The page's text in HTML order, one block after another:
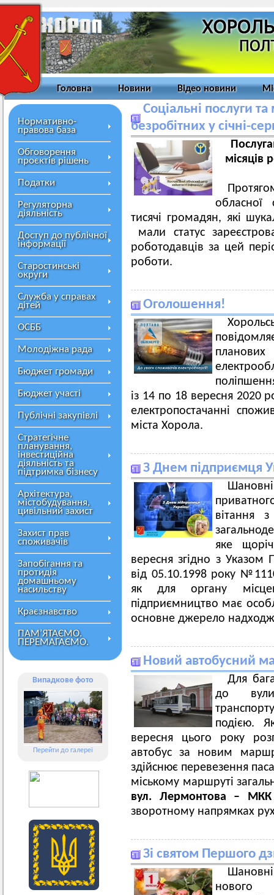
Головна Новини Відео новини
Нормативно-
правова база
Обговорення
проєктів рішень
Податки
Регуляторна
діяльність
Доступ до публічної
інформації
Старостинські
округи
Служба у справах
дітей
ОСББ
Молодіжна рада
Бюджет громади
Бюджет участі
Публічні закупівлі
Стратегічне
планування,
інвестиційна
діяльність та
підтримка бізнесу
Архітектура,
містобудування,
цивільний захист
Захист прав
споживачів
Запобігання та
протидія
домашньому
насильству
Краєзнавство
ПАМ’ЯТАЄМО.
ПЕРЕМАГАЄМО.
Випадкове фото
Перейти до галереї
Соціальні послуги
безробітних у січні-
місяців
обласної
тисячі громадян, які
мали статус
роботодавців за цей
роботи.
Оголошення!
із 14 по 18 вересня 2020
електропостачанні
міста Хорола.
З Днем підприємця
Шановні
вітання
яке
вересня згідно з
від 05.10.1998 року
як для органу
підприємництво має
основне джерело
Новий автобусний
Для
до
подією.
вересня цього року
автобус за новим
здійснює перевезення
міському маршруті
вул. Лермонтова –
зворотному напрямках
Зі святом Першого
нового